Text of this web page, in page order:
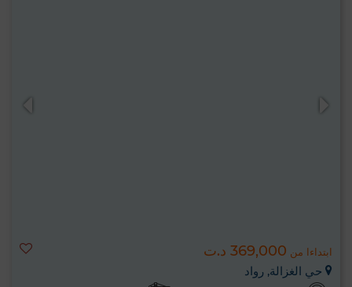
ابتداءا من 369,000 د.ت
حي الغزالة, رواد